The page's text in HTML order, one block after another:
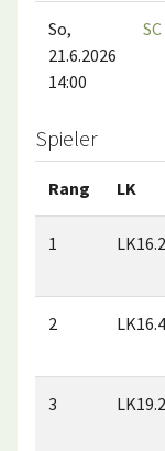
So,
21.6.2026
14:00
Spieler
Rang LK
1 LK16.2
2 LK16.4
3 LK19.2